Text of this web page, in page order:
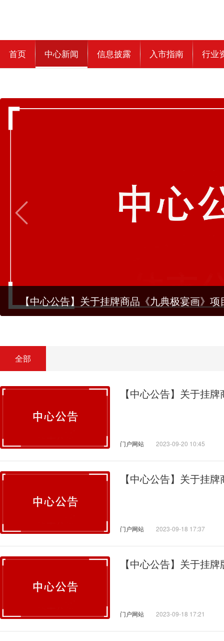
首页 中心新闻 信息披露 入市指南 行业
【中心公告】关于挂牌商品《九典极宴画》
全部
【中心公告】关于挂
门户网站 2023-09-20 10:45
【中心公告】关于挂
门户网站 2023-09-18 17:37
【中心公告】关于挂
门户网站 2023-09-18 17:21